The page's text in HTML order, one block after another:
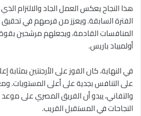
هذا النجاح يعكس العمل الجاد والالتزام
الفترة السابقة. ويعزز من فرصهم في
المنافسات القادمة، ويجعلهم مرشحين
أولمبياد باريس.
في النهاية، كان الفوز على الأرجنتين
على التنافس بجدية على أعلى المستويات.
والتفاني، يبدو أن الفريق المصري على
النجاحات في المستقبل القريب.